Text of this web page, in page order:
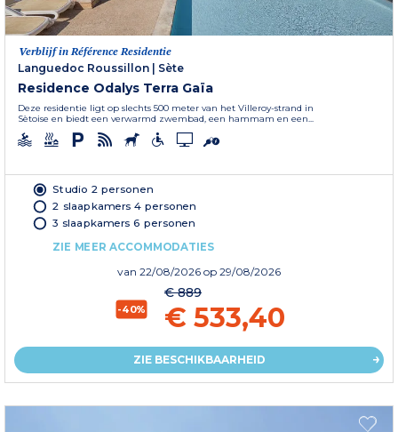
Verblijf in Référence Residentie
Languedoc Roussillon
Sète
Residence Odalys Terra Gaïa
Deze residentie ligt op slechts 500 meter van het Villeroy-strand in
Sètoise en biedt een verwarmd zwembad, een hammam en een...
Studio 2 personen
2 slaapkamers 4 personen
3 slaapkamers 6 personen
ZIE MEER ACCOMMODATIES
van 22/08/2026 op 29/08/2026
-40%
€ 889
€ 533,40
ZIE BESCHIKBAARHEID